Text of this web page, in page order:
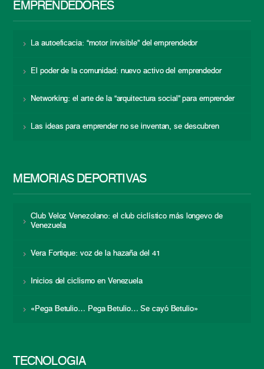
EMPRENDEDORES
La autoeficacia: “motor invisible” del emprendedor
El poder de la comunidad: nuevo activo del emprendedor
Networking: el arte de la “arquitectura social” para emprender
Las ideas para emprender no se inventan, se descubren
MEMORIAS DEPORTIVAS
Club Veloz Venezolano: el club ciclístico más longevo de
Venezuela
Vera Fortique: voz de la hazaña del 41
Inicios del ciclismo en Venezuela
«Pega Betulio… Pega Betulio… Se cayó Betulio»
TECNOLOGÍA